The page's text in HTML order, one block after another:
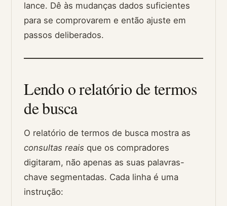
lance. Dê às mudanças dados suficientes
para se comprovarem e então ajuste em
passos deliberados.
Lendo o relatório de termos
de busca
O relatório de termos de busca mostra as
consultas reais que os compradores
digitaram, não apenas as suas palavras-
chave segmentadas. Cada linha é uma
instrução: